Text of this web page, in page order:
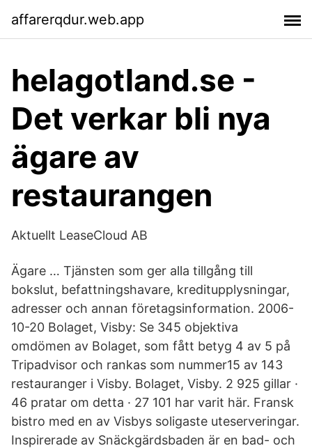
affarerqdur.web.app
helagotland.se -
Det verkar bli nya
ägare av
restaurangen
Aktuellt LeaseCloud AB
Ägare … Tjänsten som ger alla tillgång till
bokslut, befattningshavare, kreditupplysningar,
adresser och annan företagsinformation. 2006-
10-20 Bolaget, Visby: Se 345 objektiva
omdömen av Bolaget, som fått betyg 4 av 5 på
Tripadvisor och rankas som nummer15 av 143
restauranger i Visby. Bolaget, Visby. 2 925 gillar ·
46 pratar om detta · 27 101 har varit här. Fransk
bistro med en av Visbys soligaste uteserveringar.
Inspirerade av Snäckgärdsbaden är en bad- och